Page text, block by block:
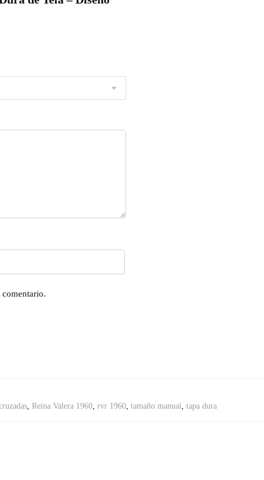
Reina Valera 1960 rvr 1960 tamaño manual tapa dura